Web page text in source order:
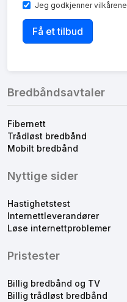
Jeg godkjennervilkårene
Bredbåndsavtaler
Fibernett
Trådløst bredbånd
Mobilt bredbånd
Nyttige sider
Hastighetstest
Internettleverandører
Løse internettproblemer
Pristester
Billig bredbånd og TV
Billig trådløst bredbånd